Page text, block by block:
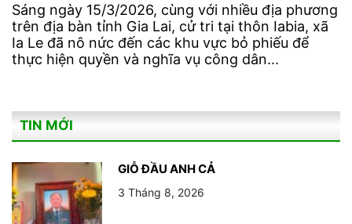
Sáng ngày 15/3/2026, cùng với nhiều địa phương
trên địa bàn tỉnh Gia Lai, cử tri tại thôn Iabia, xã
Ia Le đã nô nức đến các khu vực bỏ phiếu để
thực hiện quyền và nghĩa vụ công dân...
TIN MỚI
GIỖ ĐẦU ANH CẢ
3 Tháng 8, 2026